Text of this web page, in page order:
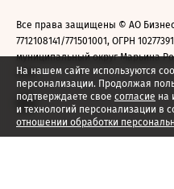
На нашем сайте используются
персонализации. Продолжая
подтверждаете свое согласие на
и технологий персонализации в
отношении обработки
Все права защищены © АО
7712108141/771501001, ОГРН
муниципальный округ Марьина
2026